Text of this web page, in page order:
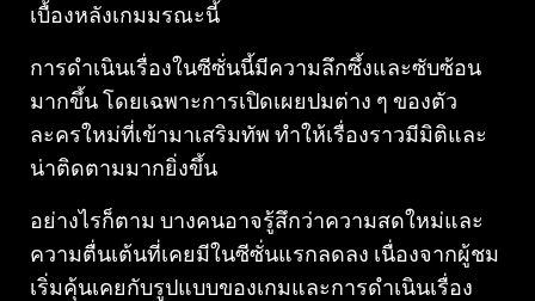
เบื้องหลังเกมมรณะนี้
การดำเนินเรื่องในซีซั่นนี้มีความลึกซึ้งและซับซ้อน
มากขึ้น โดยเฉพาะการเปิดเผยปมต่าง ๆ ของตัว
ละครใหม่ที่เข้ามาเสริมทัพ ทำให้เรื่องราวมีมิติและ
น่าติดตามมากยิ่งขึ้น
อย่างไรก็ตาม บางคนอาจรู้สึกว่าความสดใหม่และ
ความตื่นเต้นที่เคยมีในซีซั่นแรกลดลง เนื่องจากผู้ชม
เริ่มคุ้นเคยกับรูปแบบของเกมและการดำเนินเรื่อง